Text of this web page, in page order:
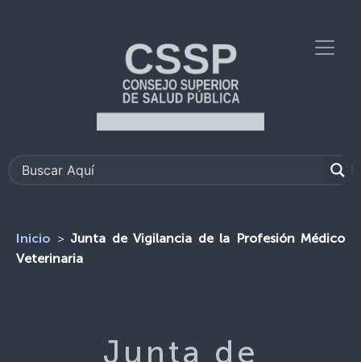
Inicio > Junta de Vigilancia de la Profesión Médico
Veterinaria
Junta de